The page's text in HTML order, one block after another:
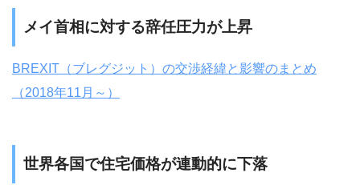
メイ首相に対する辞任圧力が上昇
BREXIT（ブレグジット）の交渉経緯と影響のまとめ
（2018年11月～）
世界各国で住宅価格が連動的に下落